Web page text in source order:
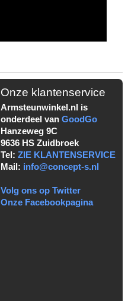
Onze klantenservice
Armsteunwinkel.nl is
onderdeel van GoodGo
Hanzeweg 9C
9636 HS Zuidbroek
Tel: ZIE KLANTENSERVICE
Mail: info@concept-s.nl
Volg ons op Twitter
Onze Facebookpagina